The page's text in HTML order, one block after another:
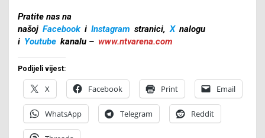
Pratite nas na
našoj Facebook i Instagram stranici, X nalogu
i Youtube kanalu – www.ntvarena.com
Podijeli vijest:
X Facebook Print Email
WhatsApp Telegram Reddit